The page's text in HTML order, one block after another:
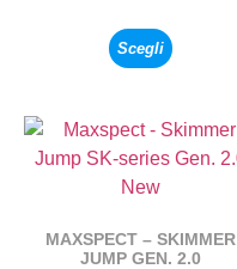
Scegli
MAXSPECT – SKIMMER
JUMP GEN. 2.0